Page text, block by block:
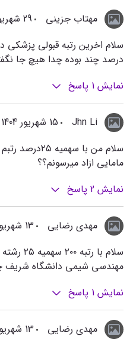
مهتاب جزینی
29 شهریور 1404
درصد چند بوده چدا هیچ جا
نمایش 1 پاسخ
Jhn Li
15 شهریور 1404
مامایی ازاد میرسونم؟؟
نمایش 2 پاسخ
مهدی رضایی
13 شهریور 1404
سلام با
مهندسی شیمی دانشگاه شریف
نمایش 1 پاسخ
مهدی رضایی
13 شهریور 1404